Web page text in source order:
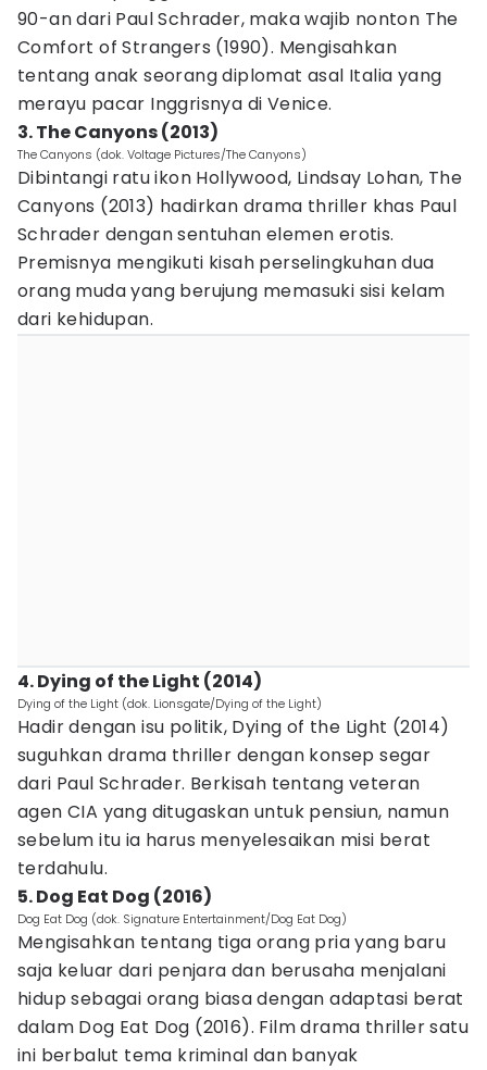
90-an dari Paul Schrader, maka wajib nonton The
Comfort of Strangers (1990). Mengisahkan
tentang anak seorang diplomat asal Italia yang
merayu pacar Inggrisnya di Venice.
3. The Canyons (2013)
The Canyons (dok. Voltage Pictures/The Canyons)
Dibintangi ratu ikon Hollywood, Lindsay Lohan, The
Canyons (2013) hadirkan drama thriller khas Paul
Schrader dengan sentuhan elemen erotis.
Premisnya mengikuti kisah perselingkuhan dua
orang muda yang berujung memasuki sisi kelam
dari kehidupan.
4. Dying of the Light (2014)
Dying of the Light (dok. Lionsgate/Dying of the Light)
Hadir dengan isu politik, Dying of the Light (2014)
suguhkan drama thriller dengan konsep segar
dari Paul Schrader. Berkisah tentang veteran
agen CIA yang ditugaskan untuk pensiun, namun
sebelum itu ia harus menyelesaikan misi berat
terdahulu.
5. Dog Eat Dog (2016)
Dog Eat Dog (dok. Signature Entertainment/Dog Eat Dog)
Mengisahkan tentang tiga orang pria yang baru
saja keluar dari penjara dan berusaha menjalani
hidup sebagai orang biasa dengan adaptasi berat
dalam Dog Eat Dog (2016). Film drama thriller satu
ini berbalut tema kriminal dan banyak